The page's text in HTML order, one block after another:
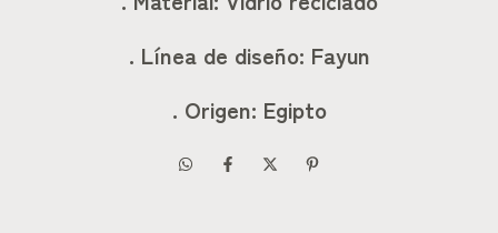
. Línea de diseño: Fayun
. Origen: Egipto